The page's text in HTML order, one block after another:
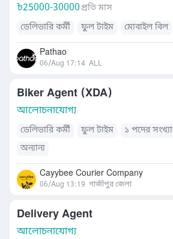
৳25000-30000প্রতি মাস
ডেলিভারি কর্মী
ফুল টাইম মোবাইল বিল
Pathao
06/Aug 17:14 ALL
Biker Agent (XDA)
আলোচনাযোগ্য
ডেলিভারি কর্মী ফুল টাইম ১ পদের সংখ্যা
অন্যান্য
Cayybee Courier Company
06/Aug 13:19 গাজীপুর জেলা
Delivery Agent
আলোচনাযোগ্য